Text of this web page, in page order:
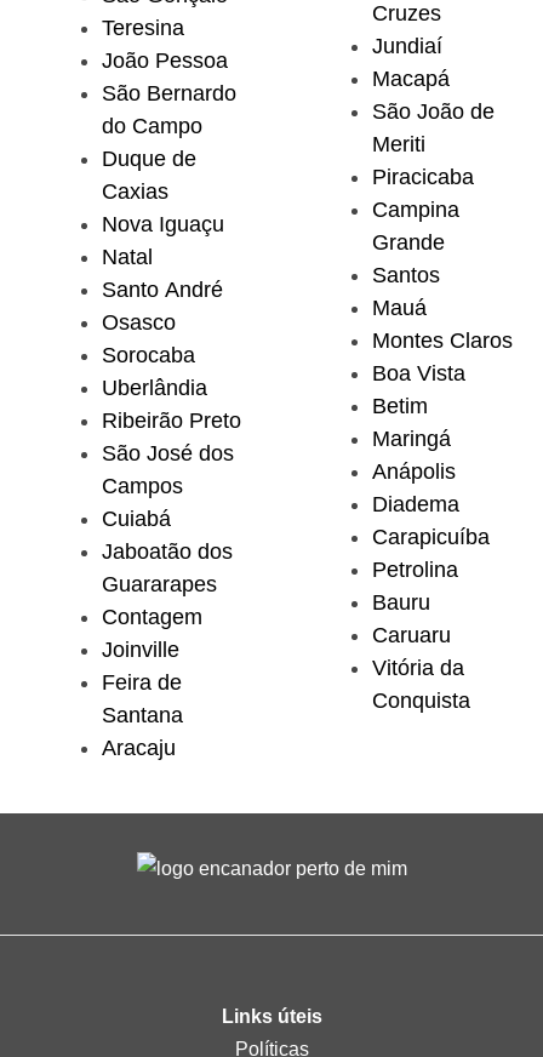
Teresina
João Pessoa
São Bernardo
do Campo
Duque de
Caxias
Nova Iguaçu
Natal
Santo André
Osasco
Sorocaba
Uberlândia
Ribeirão Preto
São José dos
Campos
Cuiabá
Jaboatão dos
Guararapes
Contagem
Joinville
Feira de
Santana
Aracaju
Cruzes
Jundiaí
Macapá
São João de
Meriti
Piracicaba
Campina
Grande
Santos
Mauá
Montes Claros
Boa Vista
Betim
Maringá
Anápolis
Diadema
Carapicuíba
Petrolina
Bauru
Caruaru
Vitória da
Conquista
Links úteis
Políticas